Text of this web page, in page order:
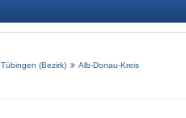
Tübingen (Bezirk) Alb-Donau-Kreis